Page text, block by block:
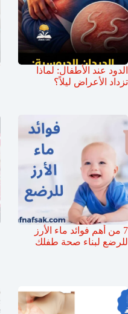
الدود عند الأطفال: لماذا
تزداد الأعراض ليلاً؟
7 من أهم فوائد ماء الأرز
للرضع لبناء صحة طفلك